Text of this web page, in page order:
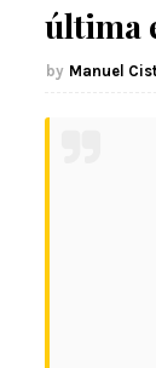
última
Manuel